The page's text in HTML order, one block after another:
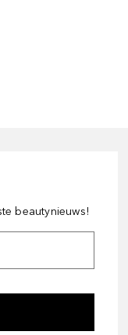
beautynieuws!